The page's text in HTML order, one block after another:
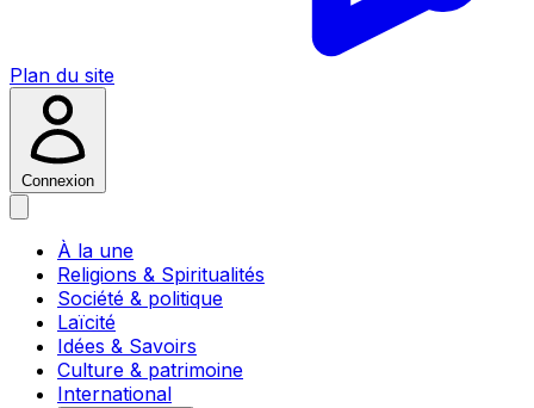
Plan du site
Connexion
À la une
Religions & Spiritualités
Société & politique
Laïcité
Idées & Savoirs
Culture & patrimoine
International